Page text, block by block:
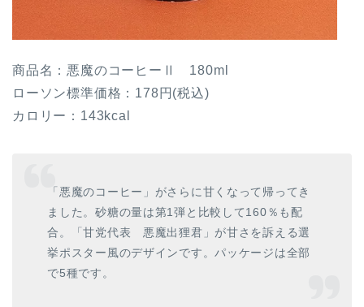
商品名：悪魔のコーヒーⅡ 180ml
ローソン標準価格：178円(税込)
カロリー：143kcal
「悪魔のコーヒー」がさらに甘くなって帰ってき
ました。砂糖の量は第1弾と比較して160％も配
合。「甘党代表 悪魔出狸君」が甘さを訴える選
挙ポスター風のデザインです。パッケージは全部
で5種です。